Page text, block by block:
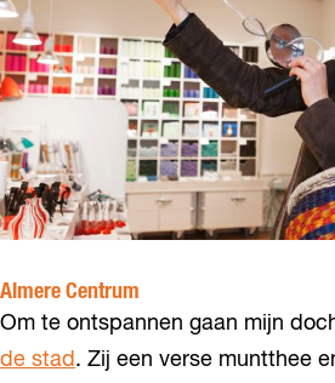
Almere Centrum
Om te ontspannen gaan mijn
de stad . Zij een verse muntthee